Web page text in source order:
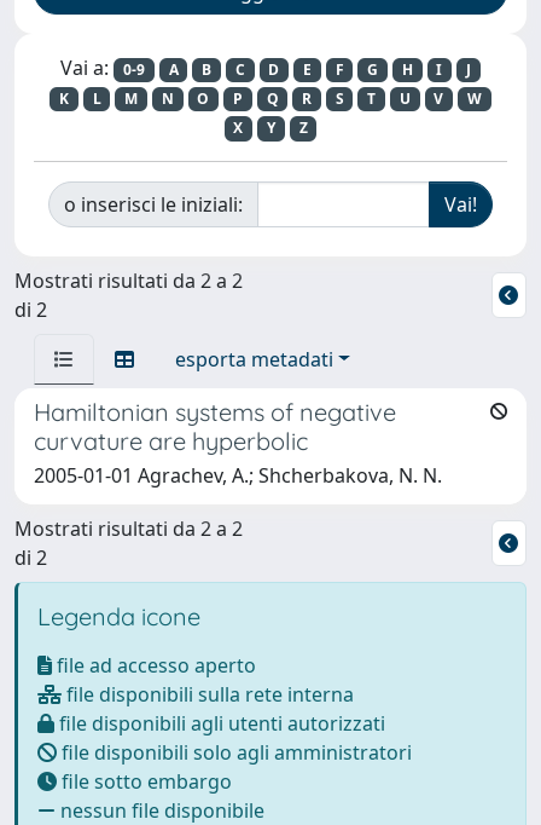
Vai a: 0-9 A B C D E F G H I
J
K
L M N O P Q R S T U V
W
X
Y Z
o inserisci le iniziali:
Mostrati risultati da 2 a 2
di 2
esporta metadati
Hamiltonian systems of negative
curvature are hyperbolic
2005-01-01 Agrachev, A.; Shcherbakova, N. N.
Mostrati risultati da 2 a 2
di 2
Legenda icone
file ad accesso aperto
file disponibili sulla rete interna
file disponibili agli utenti autorizzati
file disponibili solo agli amministratori
file sotto embargo
nessun file disponibile